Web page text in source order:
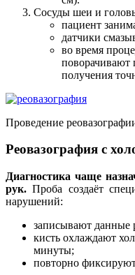
Сосуды шеи и
пациент
датчики
во время
поворачивают
получения
Проведение
Реовазография с
Диагностика чаще
рук. Проба создаёт
нарушений:
записывают данные
кисть охлаждают
минуты;
повторно